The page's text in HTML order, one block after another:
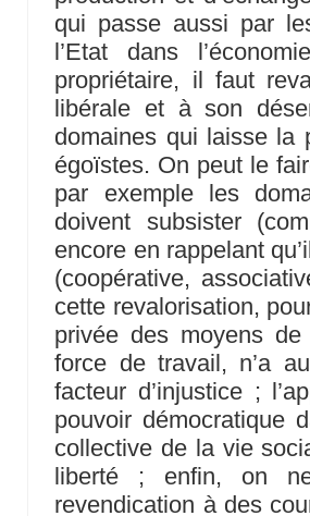
qui passe aussi par
l’Etat dans
propriétaire, il faut
libérale et à son
domaines qui laisse la
égoïstes. On peut le
par exemple les
doivent subsister
encore en rappelant
(coopérative,
cette revalorisation,
privée des moyens de
force de travail, n’a
facteur d’injustice ;
pouvoir démocratique
collective de la vie
liberté ; enfin, on
revendication à des